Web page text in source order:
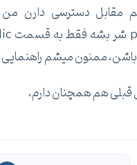
مقابل دسترسی دارن
ممنون میشم راهنمایی
هم همچنان دارم،